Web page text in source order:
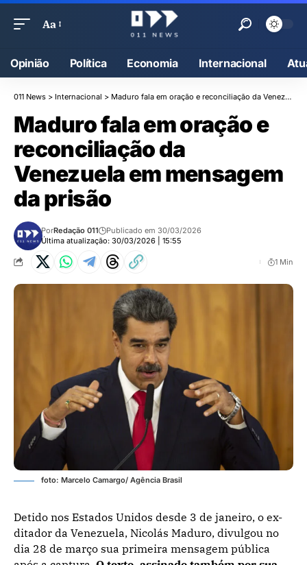
Aa
Opinião Política Economia Internacional
011 News > Internacional > Maduro fala em oração e reconciliação da Venezuela em mensagem da prisão
Maduro fala em oração e
reconciliação da
Venezuela em mensagem
da prisão
Última atualização: 30/03/2026 | 15:55
PorRedação 011 Publicado em 30/03/2026
1 Min
foto: Marcelo Camargo/ Agência Brasil
Detido nos Estados Unidos desde 3 de janeiro, o ex-
ditador da Venezuela, Nicolás Maduro, divulgou no
dia 28 de março sua primeira mensagem pública